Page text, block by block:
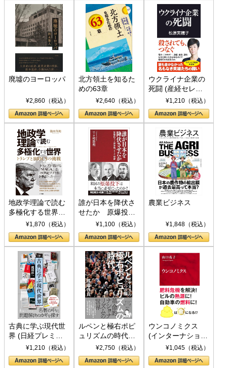
廃墟のヨーロッパ
¥2,860（税込）
北方領土を知るた
めの63章
¥2,640（税込）
ウクライナ企業の
死闘 (産経セレク
ト S 039)¥1,210（税込）
地政学理論で読む
多極化する世界：
トランプとBRICS
の挑戦
¥1,870（税込）
誰が日本を降伏さ
せたか 原爆投
下、ソ連参戦、そ
して聖断 (PHP新
書)
¥1,100（税込）
農業ビジネス
¥1,848（税込）
古典に学ぶ現代世
界 (日経プレミア
シリーズ)¥1,210（税込）
ルペンと極右ポピ
ュリズムの時代：
〈ヤヌス〉の二つ
の顔
¥2,750（税込）
ウンコノミクス
(インターナショナ
ル新書)¥1,045（税込）